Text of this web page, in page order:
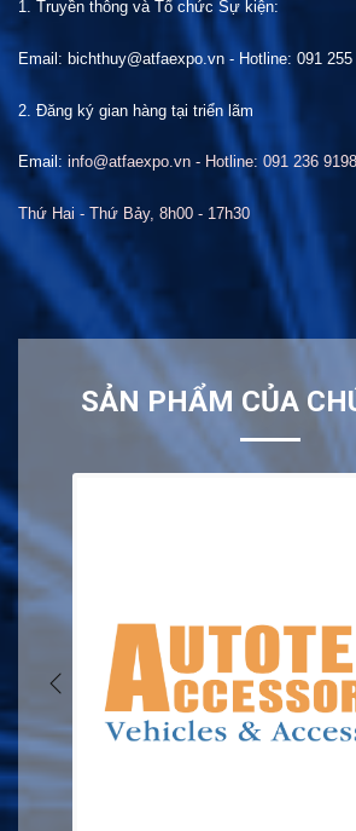
1. Truyền thông và Tổ chức Sự kiện:
Email: bichthuy@atfaexpo.vn - Hotline: 091
2. Đăng ký gian hàng tại triển lãm
Email: info@atfaexpo.vn - Hotline: 091 236 9198
Thứ Hai - Thứ Bảy, 8h00 - 17h30
SẢN PHẨM CỦA